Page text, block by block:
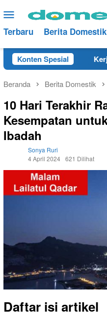
ke
konten
Menu
Mobile
Terbaru Berita Domestik
Konten Spesial
2025 Kerja Hari Ini
Beranda Berita Domestik
10 Hari Terakhir
Kesempatan
Ibadah
Sonya Ruri
4 April 2024 621 Dilihat
Daftar isi artikel